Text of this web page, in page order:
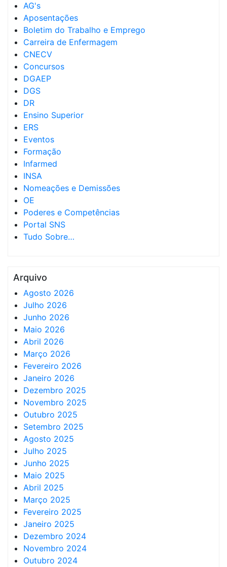
AG's
Aposentações
Boletim do Trabalho e Emprego
Carreira de Enfermagem
CNECV
Concursos
DGAEP
DGS
DR
Ensino Superior
ERS
Eventos
Formação
Infarmed
INSA
Nomeações e Demissões
OE
Poderes e Competências
Portal SNS
Tudo Sobre…
Arquivo
Agosto 2026
Julho 2026
Junho 2026
Maio 2026
Abril 2026
Março 2026
Fevereiro 2026
Janeiro 2026
Dezembro 2025
Novembro 2025
Outubro 2025
Setembro 2025
Agosto 2025
Julho 2025
Junho 2025
Maio 2025
Abril 2025
Março 2025
Fevereiro 2025
Janeiro 2025
Dezembro 2024
Novembro 2024
Outubro 2024